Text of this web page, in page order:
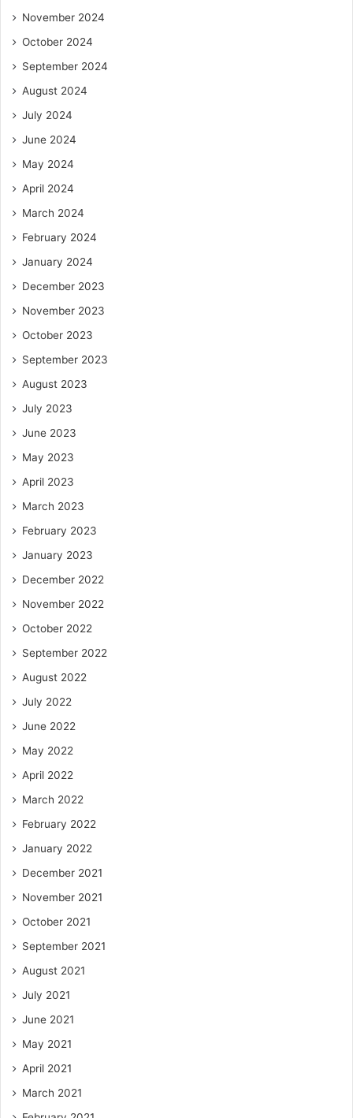
November 2024
October 2024
September 2024
August 2024
July 2024
June 2024
May 2024
April 2024
March 2024
February 2024
January 2024
December 2023
November 2023
October 2023
September 2023
August 2023
July 2023
June 2023
May 2023
April 2023
March 2023
February 2023
January 2023
December 2022
November 2022
October 2022
September 2022
August 2022
July 2022
June 2022
May 2022
April 2022
March 2022
February 2022
January 2022
December 2021
November 2021
October 2021
September 2021
August 2021
July 2021
June 2021
May 2021
April 2021
March 2021